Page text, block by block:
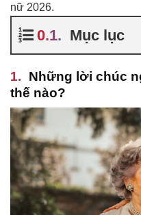
nữ 2026.
Mục lục
Những lời chúc
thế nào?